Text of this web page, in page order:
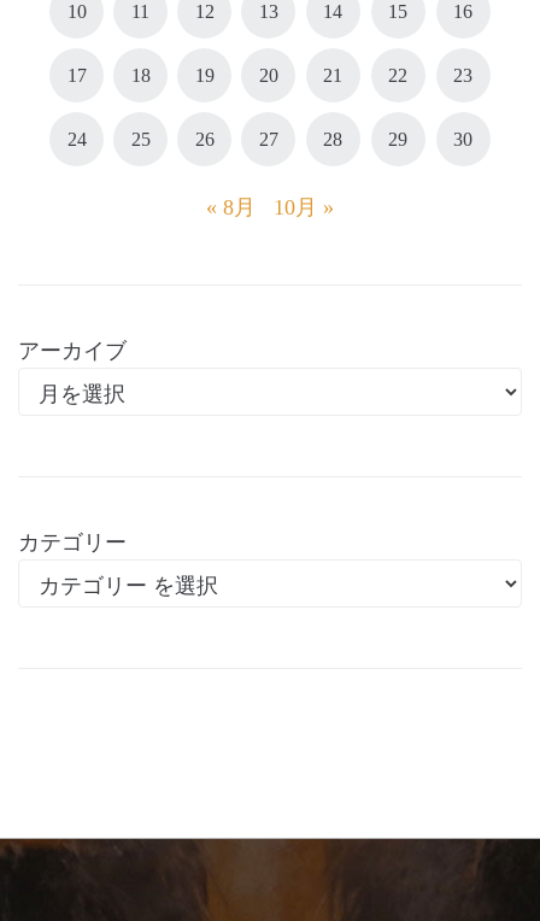
10 11 12 13 14 15 16
17 18 19 20 21 22 23
24 25 26 27 28 29 30
« 8月 10月 »
アーカイブ
カテゴリー